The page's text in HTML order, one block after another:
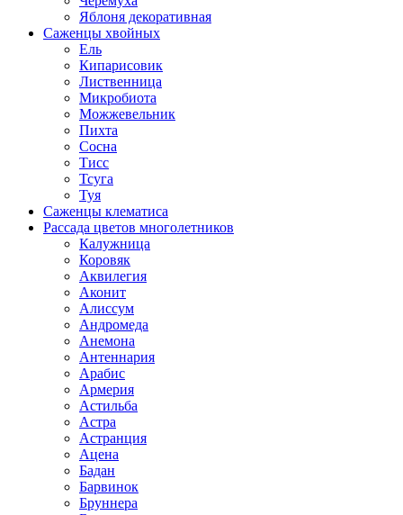
Яблоня декоративная
Саженцы хвойных
Ель
Кипарисовик
Лиственница
Микробиота
Можжевельник
Пихта
Сосна
Тисс
Тсуга
Туя
Саженцы клематиса
Рассада цветов многолетников
Калужница
Коровяк
Аквилегия
Аконит
Алиссум
Андромеда
Анемона
Антеннария
Арабис
Армерия
Астильба
Астра
Астранция
Ацена
Бадан
Барвинок
Бруннера